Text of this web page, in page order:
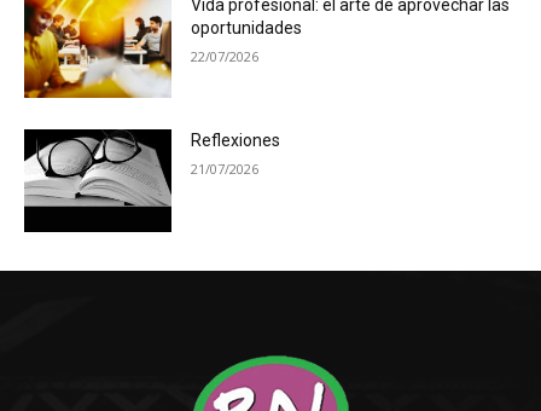
Vida profesional: el arte de aprovechar las
oportunidades
22/07/2026
Reflexiones
21/07/2026